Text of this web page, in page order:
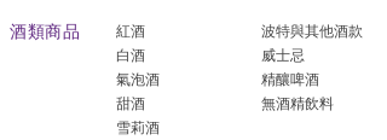
酒類商品
紅酒
白酒
氣泡酒
​甜酒
雪莉酒
波特與其他酒款
威士忌
精釀啤酒
​無酒精飲料